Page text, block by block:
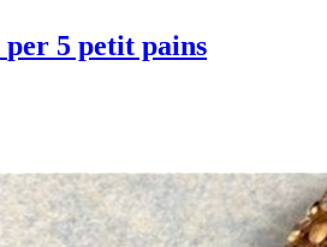
per 5 petit pains